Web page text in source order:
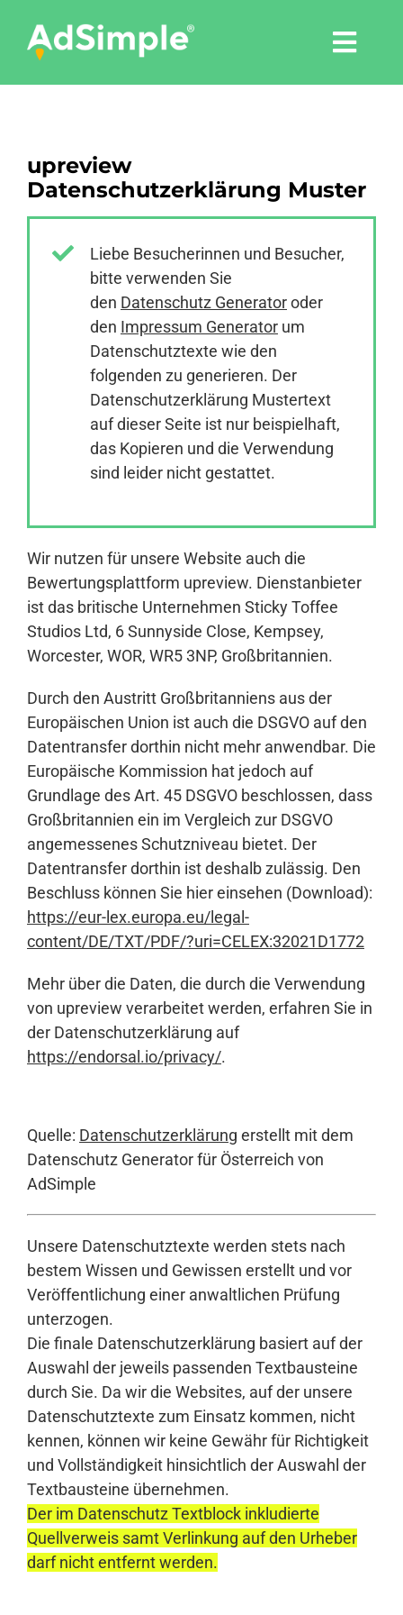
content
Tools
Pressemitteilungen
Anmelden
upreview
Datenschutzerklärung Muster
Liebe Besucherinnen und Besucher,
bitte verwenden Sie
den Datenschutz Generatoroder
den Impressum Generator um
Datenschutztexte wie den
folgenden zu generieren. Der
Datenschutzerklärung Mustertext
auf dieser Seite ist nur beispielhaft,
das Kopieren und die Verwendung
sind leider nicht gestattet.
Wir nutzen für unsere Website auch die
Bewertungsplattform upreview. Dienstanbieter
ist das britische Unternehmen Sticky Toffee
Studios Ltd, 6 Sunnyside Close, Kempsey,
Worcester, WOR, WR5 3NP, Großbritannien.
Durch den Austritt Großbritanniens aus der
Europäischen Union ist auch die DSGVO auf den
Datentransfer dorthin nicht mehr anwendbar. Die
Europäische Kommission hat jedoch auf
Grundlage des Art. 45 DSGVO beschlossen, dass
Großbritannien ein im Vergleich zur DSGVO
angemessenes Schutzniveau bietet. Der
Datentransfer dorthin ist deshalb zulässig. Den
Beschluss können Sie hier einsehen (Download):
https://eur-lex.europa.eu/legal-
content/DE/TXT/PDF/?uri=CELEX:32021D1772
Mehr über die Daten, die durch die Verwendung
von upreview verarbeitet werden, erfahren Sie in
der Datenschutzerklärung auf
https://endorsal.io/privacy/.
Quelle: Datenschutzerklärung erstellt mit dem
Datenschutz Generator für Österreich von
AdSimple
Unsere Datenschutztexte werden stets nach
bestem Wissen und Gewissen erstellt und vor
Veröffentlichung einer anwaltlichen Prüfung
unterzogen.
Die finale Datenschutzerklärung basiert auf der
Auswahl der jeweils passenden Textbausteine
durch Sie. Da wir die Websites, auf der unsere
Datenschutztexte zum Einsatz kommen, nicht
kennen, können wir keine Gewähr für Richtigkeit
und Vollständigkeit hinsichtlich der Auswahl der
Textbausteine übernehmen.
Der im Datenschutz Textblock inkludierte
Quellverweis samt Verlinkung auf den Urheber
darf nicht entfernt werden.